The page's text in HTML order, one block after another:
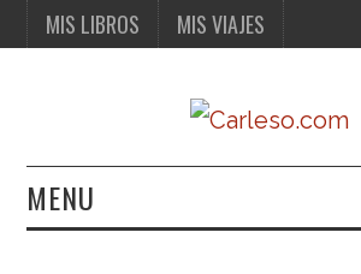
MIS LIBROS MIS VIAJES
MENU